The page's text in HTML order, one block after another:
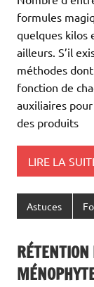
formules
quelques kilos
ailleurs. S’il
méthodes
fonction de
auxiliaires
des produits
LIRE LA
Astuces